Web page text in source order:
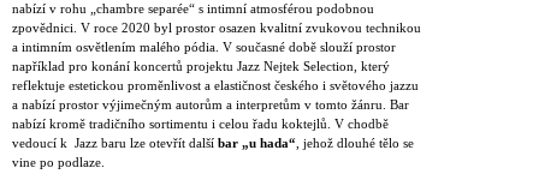
nabízí v rohu „chambre separée“ s intimní atmosférou podobnou
zpovědnici. V roce 2020 byl prostor osazen kvalitní zvukovou technikou
a intimním osvětlením malého pódia. V současné době slouží prostor
například pro konání koncertů projektu Jazz Nejtek Selection, který
reflektuje estetickou proměnlivost a elastičnost českého i světového jazzu
a nabízí prostor výjimečným autorům a interpretům v tomto žánru. Bar
nabízí kromě tradičního sortimentu i celou řadu koktejlů. V chodbě
vedoucí k Jazz baru lze otevřít další bar „u hada“ , jehož dlouhé tělo se
vine po podlaze.